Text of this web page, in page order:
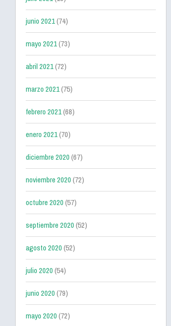
junio 2021(74)
mayo 2021(73)
abril 2021(72)
marzo 2021(75)
febrero 2021(68)
enero 2021(70)
diciembre 2020(67)
noviembre 2020(72)
octubre 2020(57)
septiembre 2020(52)
agosto 2020(52)
julio 2020(54)
junio 2020(79)
mayo 2020(72)